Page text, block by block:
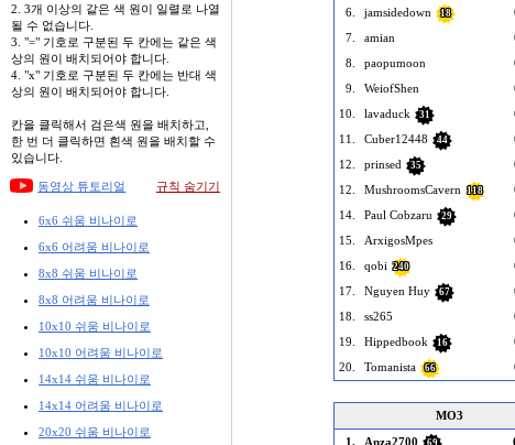
2. 3개 이상의 같은 색 원이 일렬로 나열
될 수 없습니다.
3. "=" 기호로 구분된 두 칸에는 같은 색
상의 원이 배치되어야 합니다.
4. "x" 기호로 구분된 두 칸에는 반대 색
상의 원이 배치되어야 합니다.
칸을 클릭해서 검은색 원을 배치하고,
한 번 더 클릭하면 흰색 원을 배치할 수
있습니다.
동영상 튜토리얼 규칙 숨기기
6x6 쉬움 비나이로
6x6 어려움 비나이로
8x8 쉬움 비나이로
8x8 어려움 비나이로
10x10 쉬움 비나이로
10x10 어려움 비나이로
14x14 쉬움 비나이로
14x14 어려움 비나이로
20x20 쉬움 비나이로
6.
jamsidedown 18
7.
amian
8.
paopumoon
9.
WeiofShen
10.
lavaduck 31
11.
Cuber12448 44
12.
prinsed 35
12.
MushroomsCavern 118
14.
Paul Cobzaru 29
15.
ArxigosMpes
16.
qobi 240
17.
Nguyen Huy 67
18.
ss265
19.
Hippedbook 16
20.
Tomanista 66
MO3
1.
Anza2700 69